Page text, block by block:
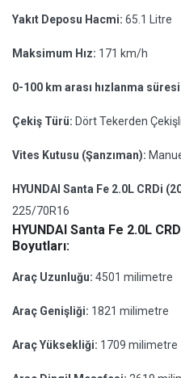
Yakıt Deposu Hacmi: 65.1 Litre
Maksimum Hız: 171 km/h
0-100 km arası hızlanma
Çekiş Türü: Dört Tekerden Çekişli
Vites Kutusu (Şanzıman):
HYUNDAI Santa Fe 2.0L CRDi
225/70R16
HYUNDAI Santa Fe 2.0L
Boyutları:
Araç Uzunluğu: 4501 milimetre
Araç Genişliği: 1821 milimetre
Araç Yüksekliği: 1709 milimetre